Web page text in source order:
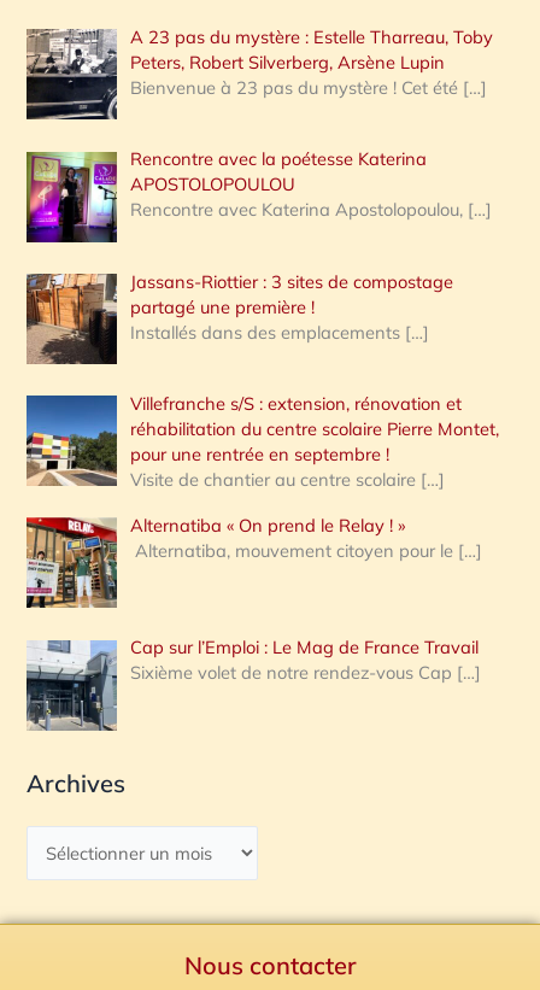
A 23 pas du mystère : Estelle Tharreau, Toby
Peters, Robert Silverberg, Arsène Lupin
Bienvenue à 23 pas du mystère ! Cet été […]
Rencontre avec la poétesse Katerina
APOSTOLOPOULOU
Rencontre avec Katerina Apostolopoulou, […]
Jassans-Riottier : 3 sites de compostage
partagé une première !
Installés dans des emplacements […]
Villefranche s/S : extension, rénovation et
réhabilitation du centre scolaire Pierre Montet,
pour une rentrée en septembre !
Visite de chantier au centre scolaire […]
Alternatiba « On prend le Relay ! »
Alternatiba, mouvement citoyen pour le […]
Cap sur l’Emploi : Le Mag de France Travail
Sixième volet de notre rendez-vous Cap […]
Archives
Nous contacter